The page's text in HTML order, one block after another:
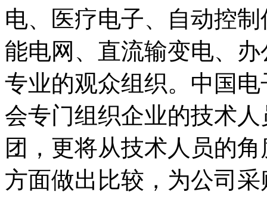
电、医疗电子、自动控
能电网、直流输变电、
专业的观众组织。中国
会专门组织企业的技术
团，更将从技术人员的
方面做出比较，为公司